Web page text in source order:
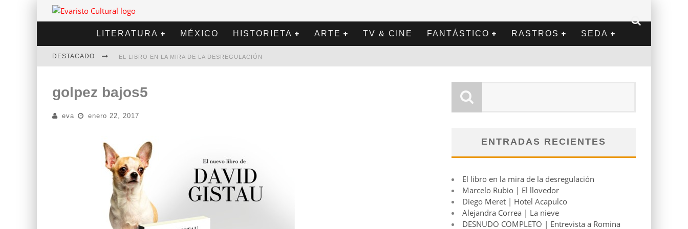
LITERATURA MÉXICO HISTORIETA ARTE TV & CINE FANTÁSTICO RASTROS SEDA
DESTACADO EL LIBRO EN LA MIRA DE LA DESREGULACIÓN
DIEGO MERET | HOTEL ACAPULCO
ALEJANDRA CORREA | LA NIEVE
golpez bajos5
eva enero 22, 2017
ENTRADAS RECIENTES
El libro en la mira de la desregulación
Marcelo Rubio | El llovedor
Diego Meret | Hotel Acapulco
Alejandra Correa | La nieve
DESNUDO COMPLETO | Entrevista a Romina